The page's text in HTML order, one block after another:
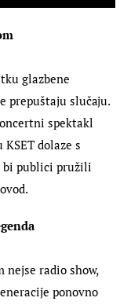
glazbene
prepuštaju slučaju.
spektakl
dolaze s
bi publici pružili
nejse radio show,
ponovno